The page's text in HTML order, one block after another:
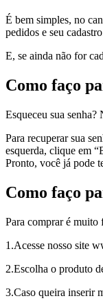
É bem simples, no
pedidos e seu
E, se ainda não for
Como faço
Esqueceu sua
Para recuperar sua
esquerda, clique em
Pronto, você já pode
Como faço
Para comprar é muito
1.Acesse nosso site
2.Escolha o produto
3.Caso queira inserir